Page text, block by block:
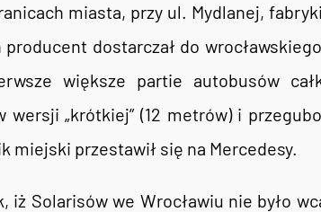
miasta, przy ul. Mydlanej,
producent dostarczał do
większe partie autobusów
wersji „krótkiej” (12 metrów) i
miejski przestawił się na Mercedesy.
iż Solarisów we Wrocławiu nie było